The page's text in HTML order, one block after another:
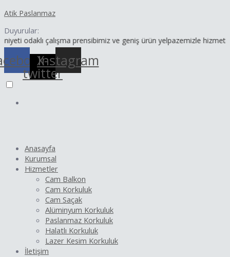
atla
Atik Paslanmaz
Duyurular:
çalışma prensibimiz ve geniş ürün yelpazemizle
X-
twitter
Instagram
Anasayfa
Kurumsal
Hizmetler
Cam Balkon
Cam Korkuluk
Cam Saçak
Alüminyum Korkuluk
Paslanmaz Korkuluk
Halatlı Korkuluk
Lazer Kesim Korkuluk
İletişim
dolaşımı